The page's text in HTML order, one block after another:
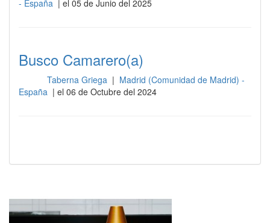
- España | el 05 de Junio del 2025
Busco Camarero(a)
Taberna Griega | Madrid (Comunidad de Madrid) -
España | el 06 de Octubre del 2024